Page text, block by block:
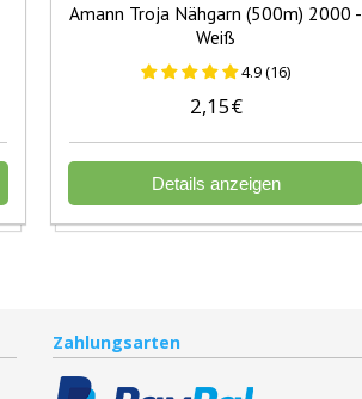
Amann Troja Nähgarn (500m) 2000 -
Weiß
4.9 (16)
2,15€
Details anzeigen
Zahlungsarten